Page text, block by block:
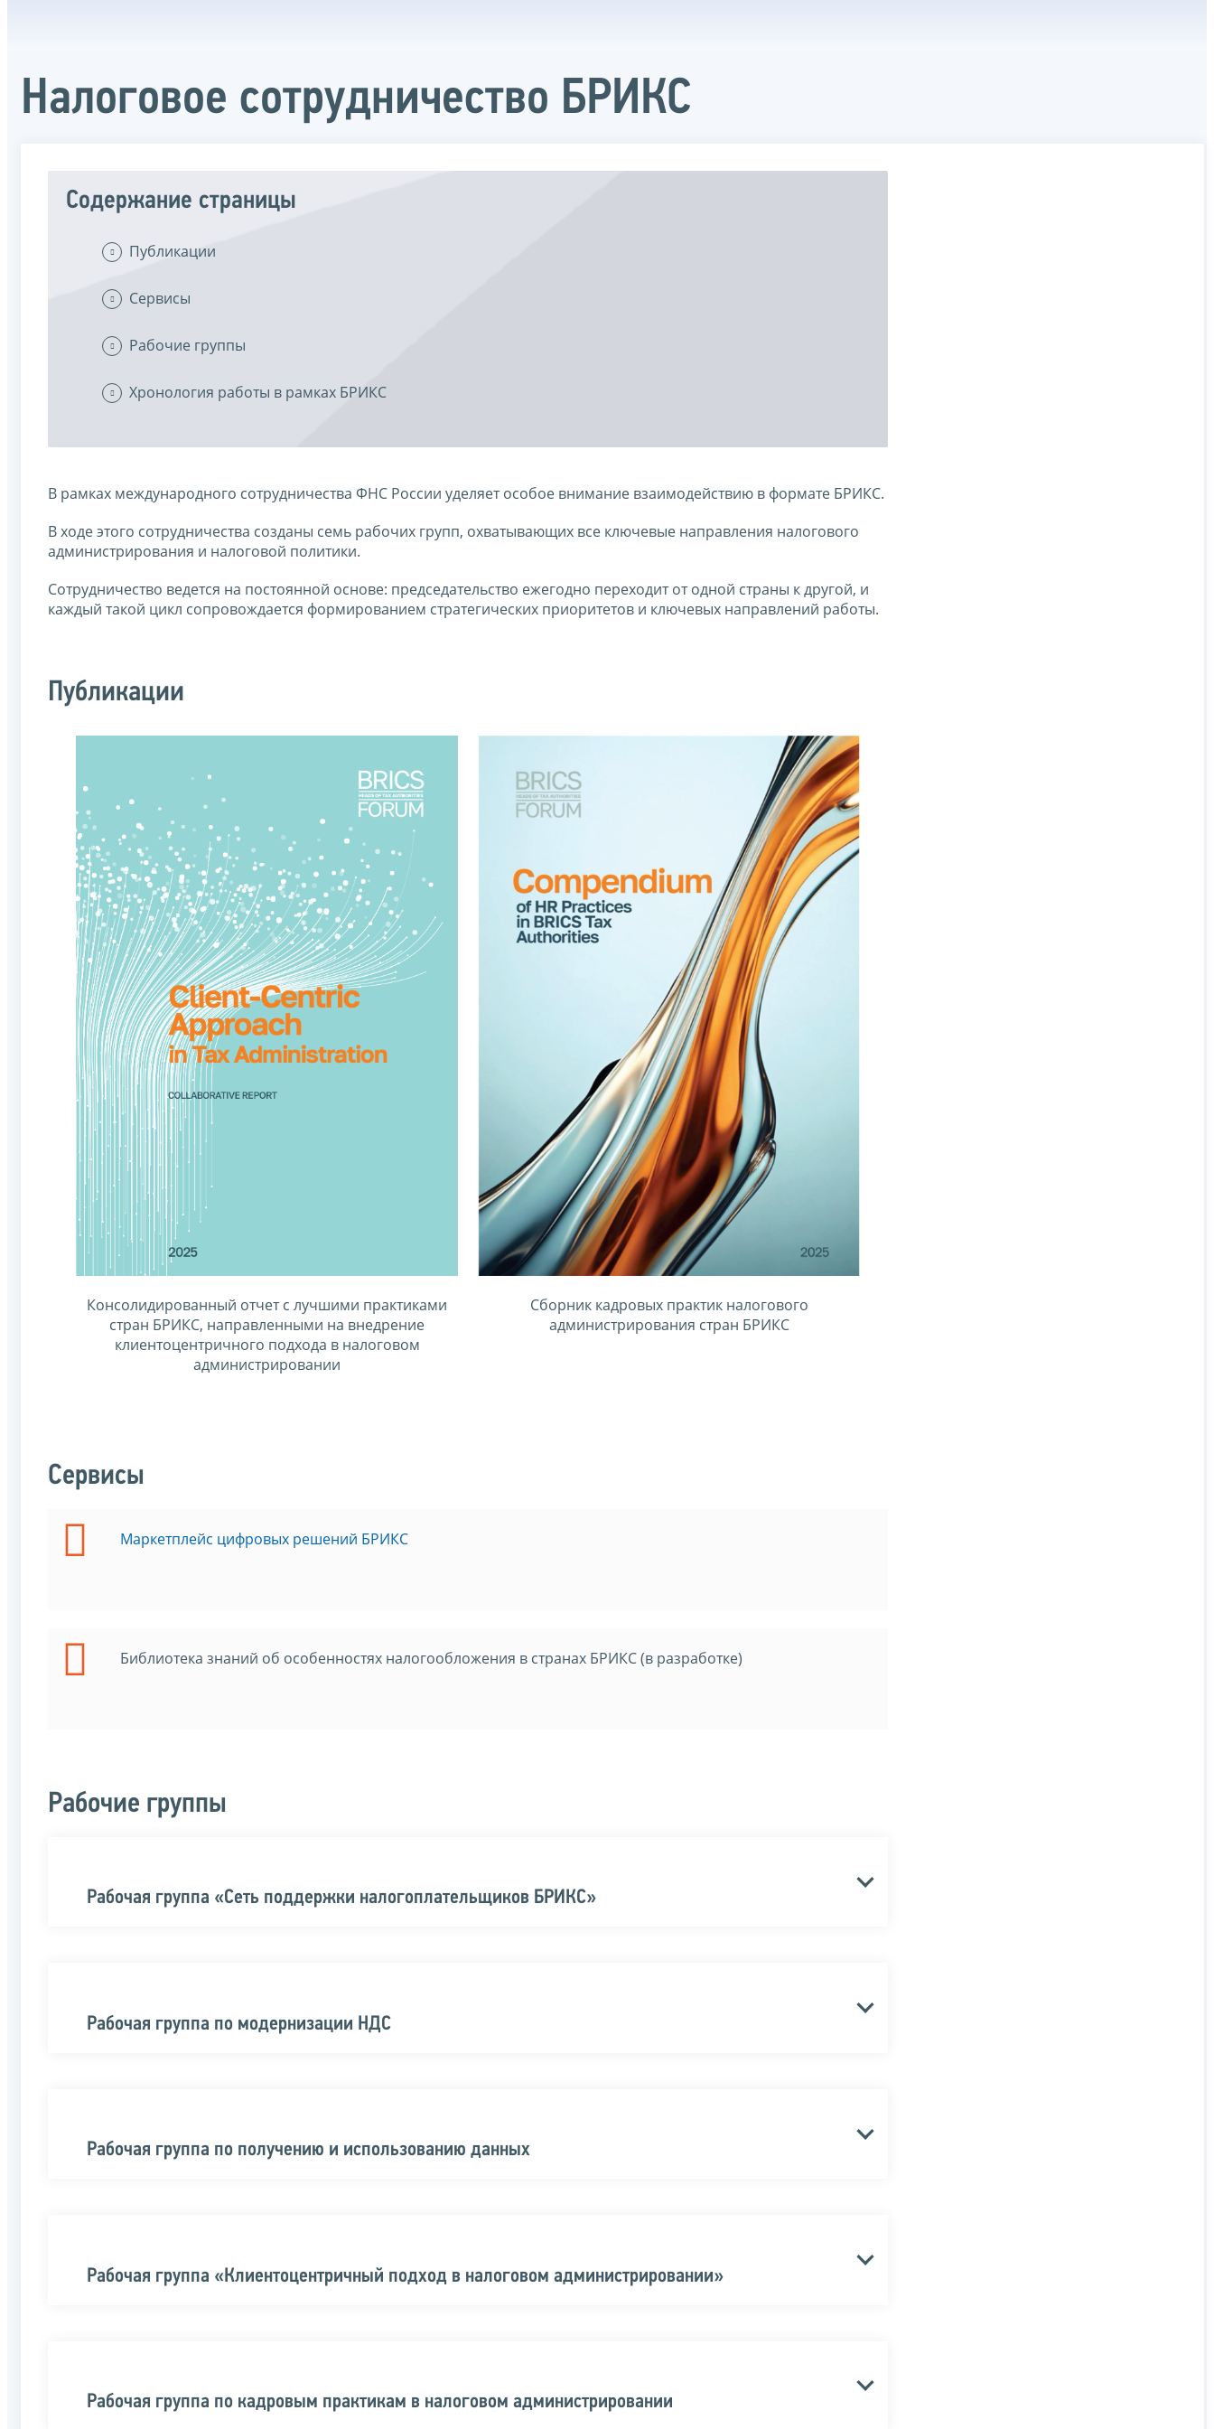
Налоговое сотрудничество БРИКС
Содержание страницы
Публикации
Сервисы
Рабочие группы
Хронология работы в рамках БРИКС
В рамках международного сотрудничества ФНС России уделяет особое внимание взаимодействию в формате БРИКС.
В ходе этого сотрудничества созданы семь рабочих групп, охватывающих все ключевые направления налогового
администрирования и налоговой политики.
Сотрудничество ведется на постоянной основе: председательство ежегодно переходит от одной страны к другой, и
каждый такой цикл сопровождается формированием стратегических приоритетов и ключевых направлений работы.
Публикации
Консолидированный отчет с лучшими практиками
стран БРИКС, направленными на внедрение
клиентоцентричного подхода в налоговом
администрировании
Сборник кадровых практик налогового
администрирования стран БРИКС
Сервисы
Маркетплейс цифровых решений БРИКС
Библиотека знаний об особенностях налогообложения в странах БРИКС (в разработке)
Рабочие группы
Рабочая группа «Сеть поддержки налогоплательщиков БРИКС»
Рабочая группа по модернизации НДС
Рабочая группа по получению и использованию данных
Рабочая группа «Клиентоцентричный подход в налоговом администрировании»
Рабочая группа по кадровым практикам в налоговом администрировании